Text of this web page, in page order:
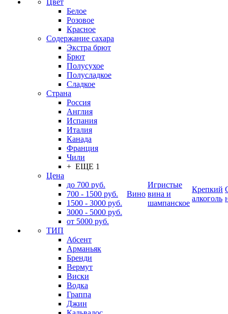
Цвет
Белое
Розовое
Красное
Содержание сахара
Экстра брют
Брют
Полусухое
Полусладкое
Сладкое
Страна
Россия
Англия
Испания
Италия
Канада
Франция
Чили
+ ЕЩЕ 1
Цена
до 700 руб.
700 - 1500 руб.
1500 - 3000 руб.
3000 - 5000 руб.
от 5000 руб.
ТИП
Абсент
Арманьяк
Бренди
Вермут
Виски
Водка
Граппа
Джин
Вино
Игристые
вина и
шампанское
Крепкий
алкоголь